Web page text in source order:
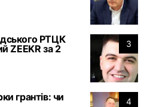
3
РТЦК
ZEEKR за 2
4
грантів: чи